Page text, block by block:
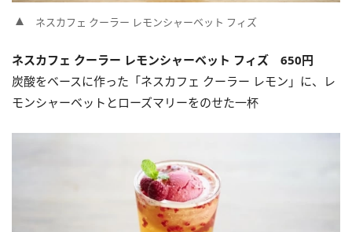
ネスカフェ クーラー レモンシャーベット フィズ
ネスカフェ クーラー レモンシャーベット フィズ 650円
炭酸をベースに作った「ネスカフェ クーラー レモン」に、レ
モンシャーベットとローズマリーをのせた一杯